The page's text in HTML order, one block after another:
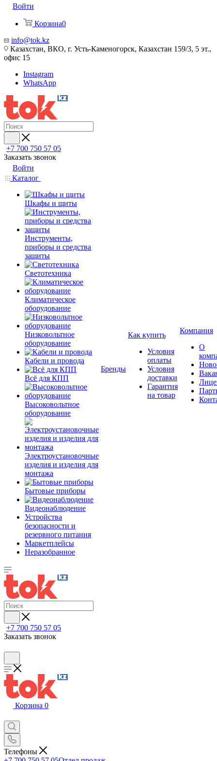
Войти
Корзина0
info@tok.kz
Казахстан, ВКО, г. Усть-Каменогорск, Казахстан 159/3, 5 эт.,
офис 15
Instagram
WhatsApp
+7 700 750 57 05
Заказать звонок
Войти
Каталог
Шкафы и щиты
Инструменты,
приборы и средства
защиты
Светотехника
Климатическое
оборудование
Низковольтное
оборудование
Кабели и провода
Всё для КПП
Высоковольтное
оборудование
Электроустановочные
изделия и изделия для
монтажа
Бытовые приборы
Видеонаблюдение
Устройства
безопасности и
резервного питания
Маркетплейсы
Неразобранное
Бренды
Как купить
Условия
оплаты
Условия
доставки
Гарантия
на товар
Компания
О
+7 700 750 57 05
Заказать звонок
Корзина 0
Телефоны